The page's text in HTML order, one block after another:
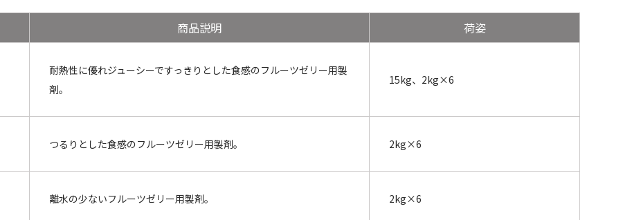
商品説明 荷姿
耐熱性に優れジューシーですっきりとした食感のフルーツゼリー用製
剤。
15kg、2kg×6
つるりとした食感のフルーツゼリー用製剤。 2kg×6
離水の少ないフルーツゼリー用製剤。 2kg×6